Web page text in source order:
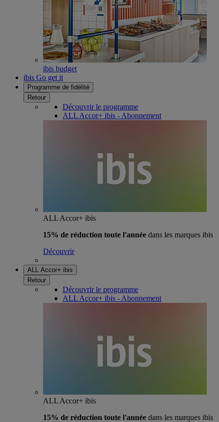
ibis budget
ibis Go get it
Programme de fidélité
Retour
Découvrir le programme
ALL Accor+ ibis - Abonnement
ALL Accor+ ibis
15% de réduction toute l'année dans les marques ibis
Découvrir
ALL Accor+ ibis
Retour
Découvrir le programme
ALL Accor+ ibis - Abonnement
ALL Accor+ ibis
15% de réduction toute l'année dans les marques ibis